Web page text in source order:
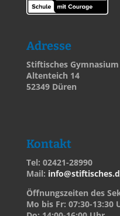
Adresse
Stiftisches
Altenteich 14
52349 Düren
Kontakt
Tel: 02421-28990
Mail:
Öffnungszeiten des
Mo bis Fr: 07:30-13:30